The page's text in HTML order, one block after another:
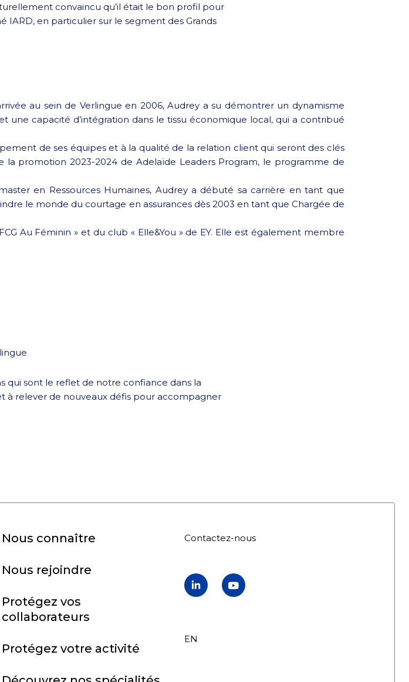
convaincu qu’il était le bon profil pour
en particulier sur le segment des Grands
au sein de Verlingue en 2006, Audrey a su démontrer un dynamisme
capacité d’intégration dans le tissu économique local, qui a contribué
de ses équipes et à la qualité de la relation client qui seront des clés
promotion 2023-2024 de Adelaïde Leaders Program, le programme de
en Ressources Humaines, Audrey a débuté sa carrière en tant que
le monde du courtage en assurances dès 2003 en tant que Chargée de
Au Féminin » et du club « Elle&You » de EY. Elle est également membre
qui sont le reflet de notre confiance dans la
à relever de nouveaux défis pour accompagner
Nous connaître
Nous rejoindre
Protégez vos
collaborateurs
Protégez votre activité
Contactez-nous
LinkedInYouTube
FR
EN